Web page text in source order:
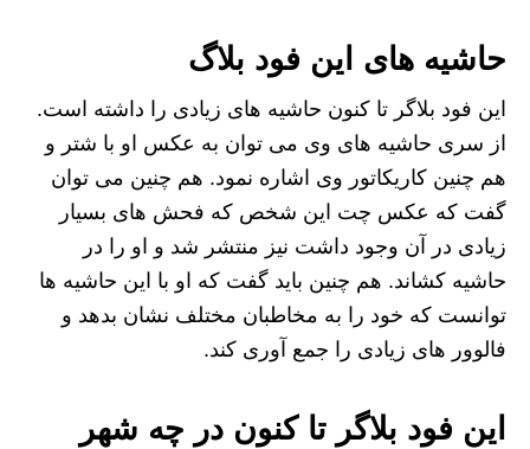
حاشیه های این فود بلاگ
این فود بلاگر تا کنون حاشیه های زیادی را داشته است.
از سری حاشیه های وی می توان به عکس او با شتر و
هم چنین کاریکاتور وی اشاره نمود. هم چنین می توان
گفت که عکس چت این شخص که فحش های بسیار
زیادی در آن وجود داشت نیز منتشر شد و او را در
حاشیه کشاند. هم چنین باید گفت که او با این حاشیه ها
توانست که خود را به مخاطبان مختلف نشان بدهد و
فالوور های زیادی را جمع آوری کند.
این فود بلاگر تا کنون در چه شهر